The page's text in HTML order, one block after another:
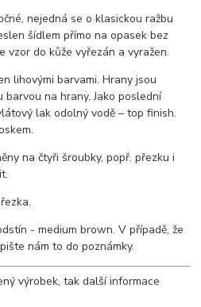
nejedná se o klasickou ražbu
šídlem přímo na opasek bez
vzor do kůže vyřezán a vyražen.
lihovými barvami. Hrany jsou
na hrany. Jako poslední
lak odolný vodě – top finish.
na čtyři šroubky, popř. přezku i
- medium brown. V případě, že
nám to do poznámky.
výrobek, tak další informace